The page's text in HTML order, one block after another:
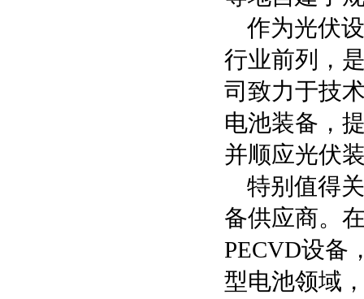
作为光伏
行业前列，
司致力于技
电池装备，
并顺应光伏
特别值得
备供应商。
PECVD设备
型电池领域